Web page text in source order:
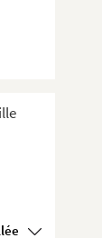
détaillée